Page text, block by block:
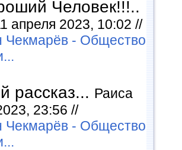
Человек!!!..
апреля 2023, 10:02 //
Чекмарёв - Общество
рассказ... Раиса
23:56 //
Чекмарёв - Общество